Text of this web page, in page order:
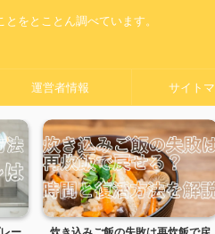
をとことん調べています。
運営者情報 サイト